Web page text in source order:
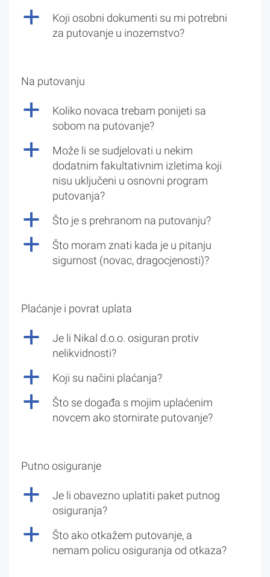
a
Koji osobni dokumenti su mi potrebni
za putovanje u inozemstvo?
Na putovanju
a
Koliko novaca trebam ponijeti sa
sobom na putovanje?
a
Može li se sudjelovati u nekim
dodatnim fakultativnim izletima koji
nisu uključeni u osnovni program
putovanja?
a Što je s prehranom na putovanju?
a
Što moram znati kada je u pitanju
sigurnost (novac, dragocjenosti)?
Plaćanje i povrat uplata
a
Je li Nikal d.o.o. osiguran protiv
nelikvidnosti?
a Koji su načini plaćanja?
a
Što se događa s mojim uplaćenim
novcem ako stornirate putovanje?
Putno osiguranje
a
Je li obavezno uplatiti paket putnog
osiguranja?
a
Što ako otkažem putovanje, a
nemam policu osiguranja od otkaza?